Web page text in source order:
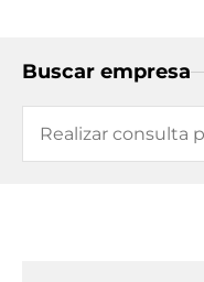
Buscar empresa